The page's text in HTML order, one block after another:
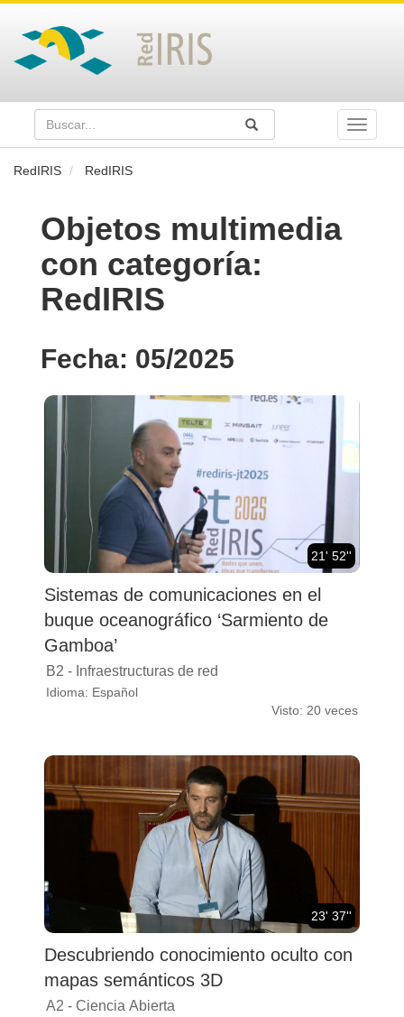
Buscar Enviar
Buscar
Toggle
RedIRIS RedIRIS
Objetos multimedia
con categoría:
RedIRIS
Fecha: 05/2025
21' 52''
Sistemas de comunicaciones en el
buque oceanográfico ‘Sarmiento de
Gamboa’
B2 - Infraestructuras de red
Idioma: Español
Visto: 20 veces
23' 37''
Descubriendo conocimiento oculto con
mapas semánticos 3D
A2 - Ciencia Abierta